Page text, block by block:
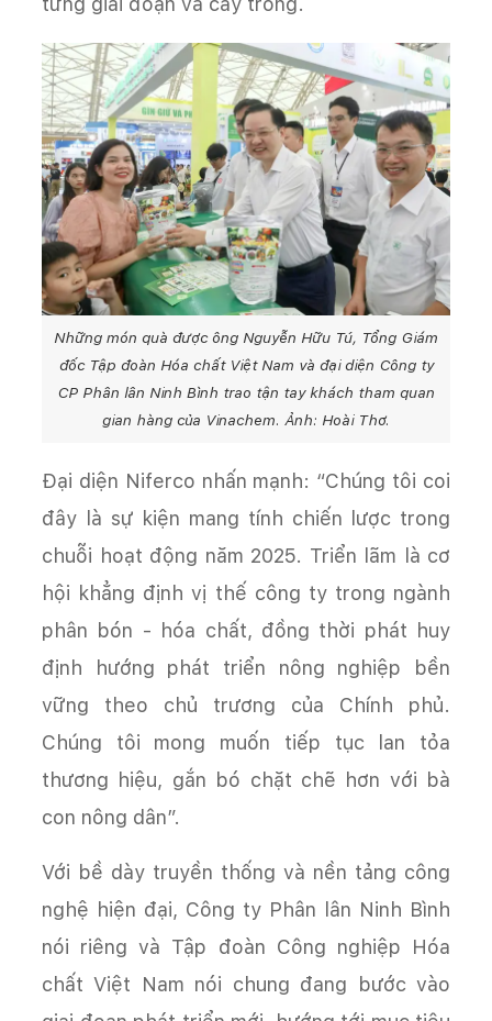
Những món quà được ông Nguyễn Hữu Tú, Tổng Giám
đốc Tập đoàn Hóa chất Việt Nam và đại diện Công ty
CP Phân lân Ninh Bình trao tận tay khách tham quan
gian hàng của Vinachem. Ảnh: Hoài Thơ.
Đại diện Niferco nhấn mạnh: “Chúng tôi coi
đây là sự kiện mang tính chiến lược trong
chuỗi hoạt động năm 2025. Triển lãm là cơ
hội khẳng định vị thế công ty trong ngành
phân bón - hóa chất, đồng thời phát huy
định hướng phát triển nông nghiệp bền
vững theo chủ trương của Chính phủ.
Chúng tôi mong muốn tiếp tục lan tỏa
thương hiệu, gắn bó chặt chẽ hơn với bà
con nông dân”.
Với bề dày truyền thống và nền tảng công
nghệ hiện đại, Công ty Phân lân Ninh Bình
nói riêng và Tập đoàn Công nghiệp Hóa
chất Việt Nam nói chung đang bước vào